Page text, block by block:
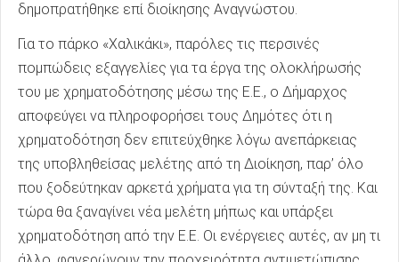
δημοπρατήθηκε επί διοίκησης Αναγνώστου.
Για το πάρκο «Χαλικάκι», παρόλες τις περσινές
πομπώδεις εξαγγελίες για τα έργα της ολοκλήρωσής
του με χρηματοδότησης μέσω της Ε.Ε., ο Δήμαρχος
αποφεύγει να πληροφορήσει τους Δημότες ότι η
χρηματοδότηση δεν επιτεύχθηκε λόγω ανεπάρκειας
της υποβληθείσας μελέτης από τη Διοίκηση, παρ’ όλο
που ξοδεύτηκαν αρκετά χρήματα για τη σύνταξή της. Και
τώρα θα ξαναγίνει νέα μελέτη μήπως και υπάρξει
χρηματοδότηση από την Ε.Ε. Οι ενέργειες αυτές, αν μη τι